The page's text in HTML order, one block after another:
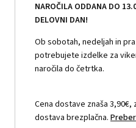
NAROČILA ODDANA DO
DELOVNI DAN!
Ob sobotah, nedeljah in
potrebujete izdelke za
naročila do četrtka.
Cena dostave znaša 3,90€,
dostava brezplačna.